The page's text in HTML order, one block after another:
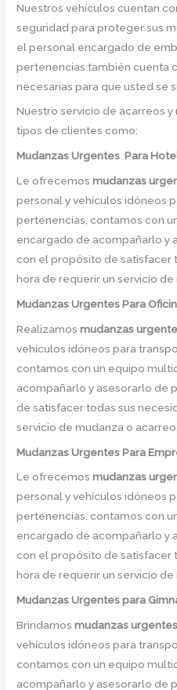
Nuestros vehículos cuentan
seguridad para proteger sus
el personal encargado de
pertenencias también cuenta
necesarias para que usted se
Nuestro servicio de acarreos
tipos de clientes como:
Mudanzas Urgentes Para
Le ofrecemosmudanzas
personal y vehículos idóneos
pertenencias, contamos con
encargado de acompañarlo y
con el propósito de satisfacer
hora de requerir un servicio de
Mudanzas Urgentes Para
Realizamosmudanzas
vehículos idóneos para
contamos con un equipo
acompañarlo y asesorarlo de
de satisfacer todas sus
servicio de mudanza o acarreo.
Mudanzas Urgentes Para
Le ofrecemosmudanzas
personal y vehículos idóneos
pertenencias, contamos con
encargado de acompañarlo y
con el propósito de satisfacer
hora de requerir un servicio
Mudanzas Urgentes para
Brindamosmudanzas urgentes
vehículos idóneos para
contamos con un equipo
acompañarlo y asesorarlo de